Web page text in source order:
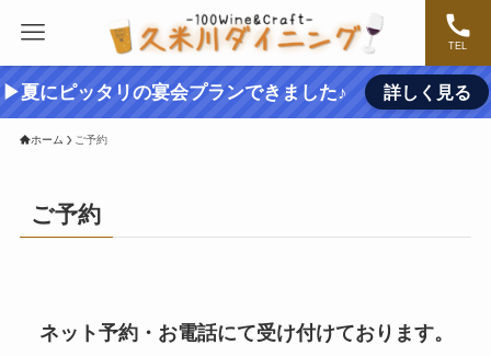
TEL
▶夏にピッタリの宴会プランできました♪ 詳しく見る
ホーム ご予約
ご予約
ネット予約・お電話にて受け付けております。